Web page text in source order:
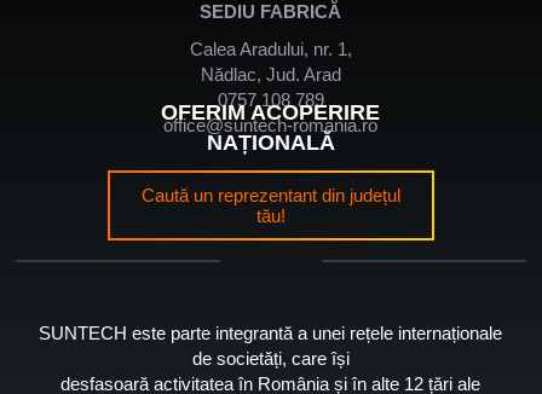
SEDIU FABRICĂ
Calea Aradului, nr. 1,
Nădlac, Jud. Arad
0757 108 789
office@suntech-romania.ro
OFERIM ACOPERIRE
NAȚIONALĂ
Caută un reprezentant din județul
tău!
SUNTECH este parte integrantă a unei rețele internaționale
de societăți, care își
desfasoară activitatea în România și în alte 12 țări ale